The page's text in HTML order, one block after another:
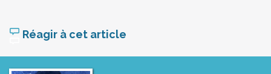
Réagir à cet article